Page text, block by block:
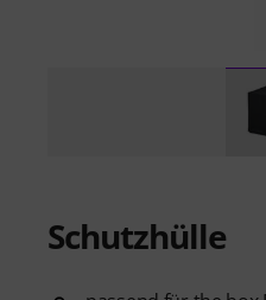
Schutzhülle